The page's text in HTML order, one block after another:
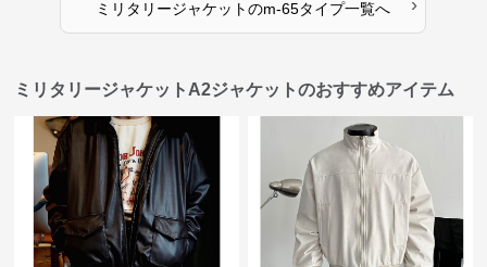
ミリタリージャケットのm-65タイプ一覧へ ›
ミリタリージャケットA2ジャケットのおすすめアイテム